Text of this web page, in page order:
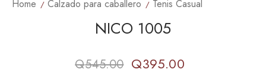
Home Calzado para caballero Tenis Casual
NICO 1005
Q545.00 Q395.00